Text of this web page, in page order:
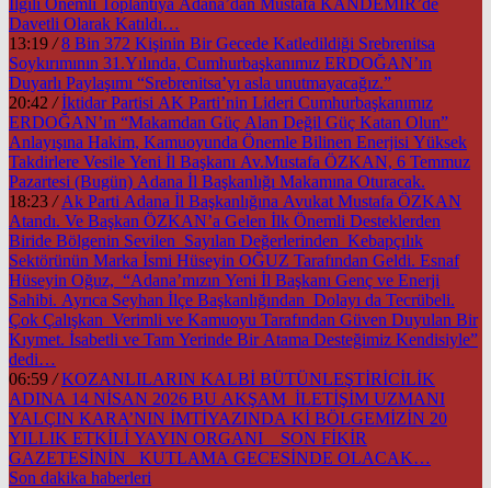
İlgili Önemli Toplantıya Adana’dan Mustafa KANDEMİR’de
Davetli Olarak Katıldı…
13:19 / 8 Bin 372 Kişinin Bir Gecede Katledildiği Srebrenitsa
Soykırımının 31.Yılında, Cumhurbaşkanımız ERDOĞAN’ın
Duyarlı Paylaşımı “Srebrenitsa’yı asla unutmayacağız.”
20:42 / İktidar Partisi AK Parti’nin Lideri Cumhurbaşkanımız
ERDOĞAN’ın “Makamdan Güç Alan Değil Güç Katan Olun”
Anlayışına Hakim, Kamuoyunda Önemle Bilinen Enerjisi Yüksek
Takdirlere Vesile Yeni İl Başkanı Av.Mustafa ÖZKAN, 6 Temmuz
Pazartesi (Bugün) Adana İl Başkanlığı Makamına Oturacak.
18:23 / Ak Parti Adana İl Başkanlığına Avukat Mustafa ÖZKAN
Atandı. Ve Başkan ÖZKAN’a Gelen İlk Önemli Desteklerden
Biride Bölgenin Sevilen Sayılan Değerlerinden Kebapçılık
Sektörünün Marka İsmi Hüseyin OĞUZ Tarafından Geldi. Esnaf
Hüseyin Oğuz, “Adana’mızın Yeni İl Başkanı Genç ve Enerji
Sahibi. Ayrıca Seyhan İlçe Başkanlığından Dolayı da Tecrübeli.
Çok Çalışkan Verimli ve Kamuoyu Tarafından Güven Duyulan Bir
Kıymet. İsabetli ve Tam Yerinde Bir Atama Desteğimiz Kendisiyle”
dedi…
06:59 / KOZANLILARIN KALBİ BÜTÜNLEŞTİRİCİLİK
ADINA 14 NİSAN 2026 BU AKŞAM İLETİŞİM UZMANI
YALÇIN KARA’NIN İMTİYAZINDA Kİ BÖLGEMİZİN 20
YILLIK ETKİLİ YAYIN ORGANI SON FİKİR
GAZETESİNİN KUTLAMA GECESİNDE OLACAK…
Son dakika haberleri